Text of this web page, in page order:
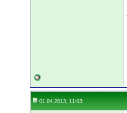
01.04.2013, 11:03